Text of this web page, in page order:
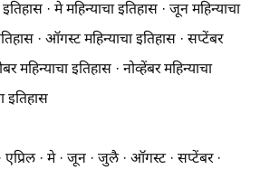
इतिहास ·मे महिन्याचा इतिहास ·जून महिन्याचा
·ऑगस्ट महिन्याचा इतिहास ·सप्टेंबर
महिन्याचा इतिहास ·नोव्हेंबर महिन्याचा
इतिहास
एप्रिल·मे·जून ·जुलै·ऑगस्ट·सप्टेंबर·